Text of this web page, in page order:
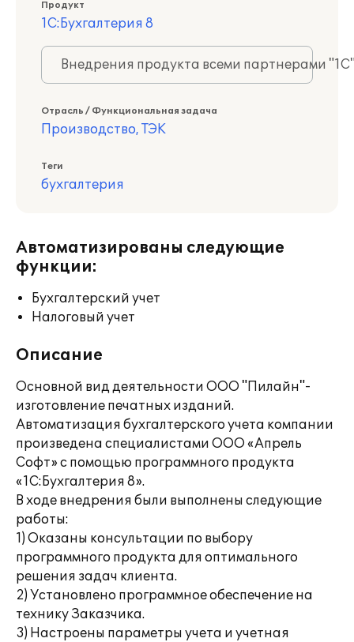
Продукт
1С:Бухгалтерия 8
Внедрения продукта всеми партнерами
Отрасль / Функциональная задача
Производство, ТЭК
Теги
бухгалтерия
Автоматизированы следующие
функции:
Бухгалтерский учет
Налоговый учет
Описание
Основной вид деятельности ООО "Пилайн"-
изготовление печатных изданий.
Автоматизация бухгалтерского учета компании
произведена специалистами ООО «Апрель
Софт» с помощью программного продукта
«1С:Бухгалтерия 8».
В ходе внедрения были выполнены следующие
работы:
1) Оказаны консультации по выбору
программного продукта для оптимального
решения задач клиента.
2) Установлено программное обеспечение на
технику Заказчика.
3) Настроены параметры учета и учетная